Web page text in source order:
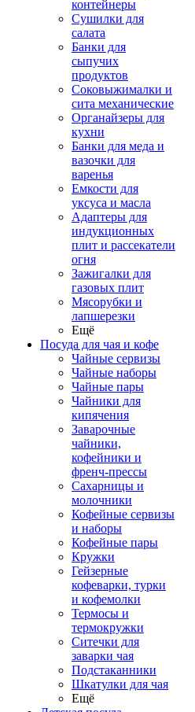
контейнеры
Сушилки для
салата
Банки для
сыпучих
продуктов
Соковыжималки и
сита механические
Органайзеры для
кухни
Банки для меда и
вазочки для
варенья
Емкости для
уксуса и масла
Адаптеры для
индукционных
плит и рассекатели
огня
Зажигалки для
газовых плит
Мясорубки и
лапшерезки
Ещё
Посуда для чая и кофе
Чайные сервизы
Чайные наборы
Чайные пары
Чайники для
кипячения
Заварочные
чайники,
кофейники и
френч-прессы
Сахарницы и
молочники
Кофейные сервизы
и наборы
Кофейные пары
Кружки
Гейзерные
кофеварки, турки
и кофемолки
Термосы и
термокружки
Ситечки для
заварки чая
Подстаканники
Шкатулки для чая
Ещё